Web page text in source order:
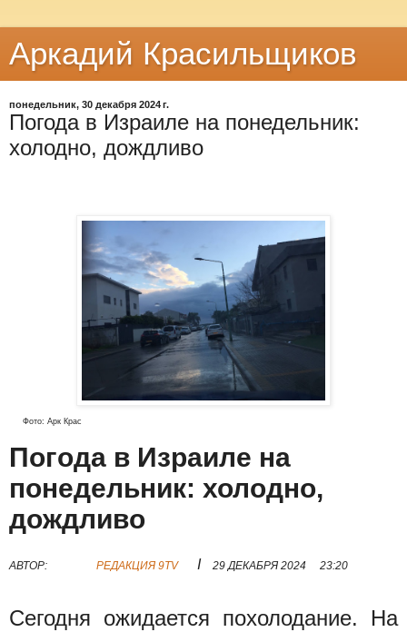
Аркадий Красильщиков
понедельник, 30 декабря 2024 г.
Погода в Израиле на понедельник:
холодно, дождливо
Фото: Арк Крас
Погода в Израиле на
понедельник: холодно,
дождливо
АВТОР: РЕДАКЦИЯ 9TV I 29 ДЕКАБРЯ 2024 23:20
Сегодня ожидается похолодание. На